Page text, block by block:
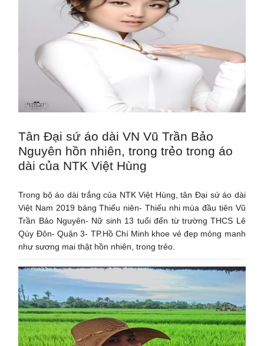
Tân Đại sứ áo dài VN Vũ Trần Bảo
Nguyên hồn nhiên, trong trẻo trong áo
dài của NTK Việt Hùng
Trong bộ áo dài trắng của NTK Việt Hùng, tân Đại sứ áo dài
Việt Nam 2019 bảng Thiếu niên- Thiếu nhi mùa đầu tiên Vũ
Trần Bảo Nguyên- Nữ sinh 13 tuổi đến từ trường THCS Lê
Qúy Đôn- Quận 3- TP.Hồ Chí Minh khoe vẻ đẹp mỏng manh
như sương mai thật hồn nhiên, trong trẻo.